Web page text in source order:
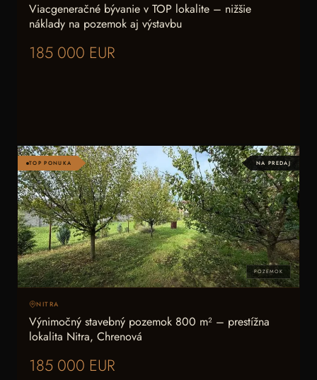
Viacgeneračné bývanie v TOP lokalite – nižšie
náklady na pozemok aj výstavbu
185 000 EUR
TOP PONUKA NA PREDAJ
POZEMOK
NITRA
Výnimočný stavebný pozemok 800 m² – prestížna
lokalita Nitra, Chrenová
185 000 EUR